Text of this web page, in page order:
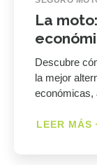
La
Descubre
la mejor
económicas,
LEER MÁS